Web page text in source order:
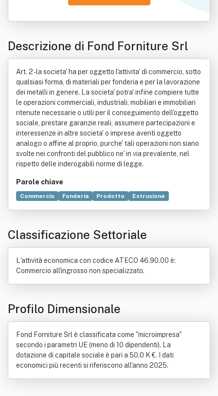
Descrizione di Fond Forniture Srl
Art. 2 - la societa' ha per oggetto l'attivita' di commercio, sotto
qualsiasi forma, di materiali per fonderia e per la lavorazione
dei metalli in genere. La societa' potra' infine compiere tutte
le operazioni commerciali, industriali, mobiliari e immobiliari
ritenute necessarie o utili per il conseguimento dell'oggetto
sociale, prestare garanzie reali, assumere partecipazioni e
interessenze in altre societa' o imprese aventi oggetto
analogo o affine al proprio, purche' tali operazioni non siano
svolte nei confronti del pubblico ne' in via prevalente, nel
rispetto delle inderogabili norme di legge.
Parole chiave
Commercio Fonderia Prodotto
Estrusione
Classificazione Settoriale
L'attività economica con codice ATECO 46.90.00 è:
Commercio all'ingrosso non specializzato.
Profilo Dimensionale
Fond Forniture Srl è classificata come "microimpresa"
secondo i parametri UE (meno di 10 dipendenti). La
dotazione di capitale sociale è pari a 50.0 K €. I dati
economici più recenti si riferiscono all'anno 2025.